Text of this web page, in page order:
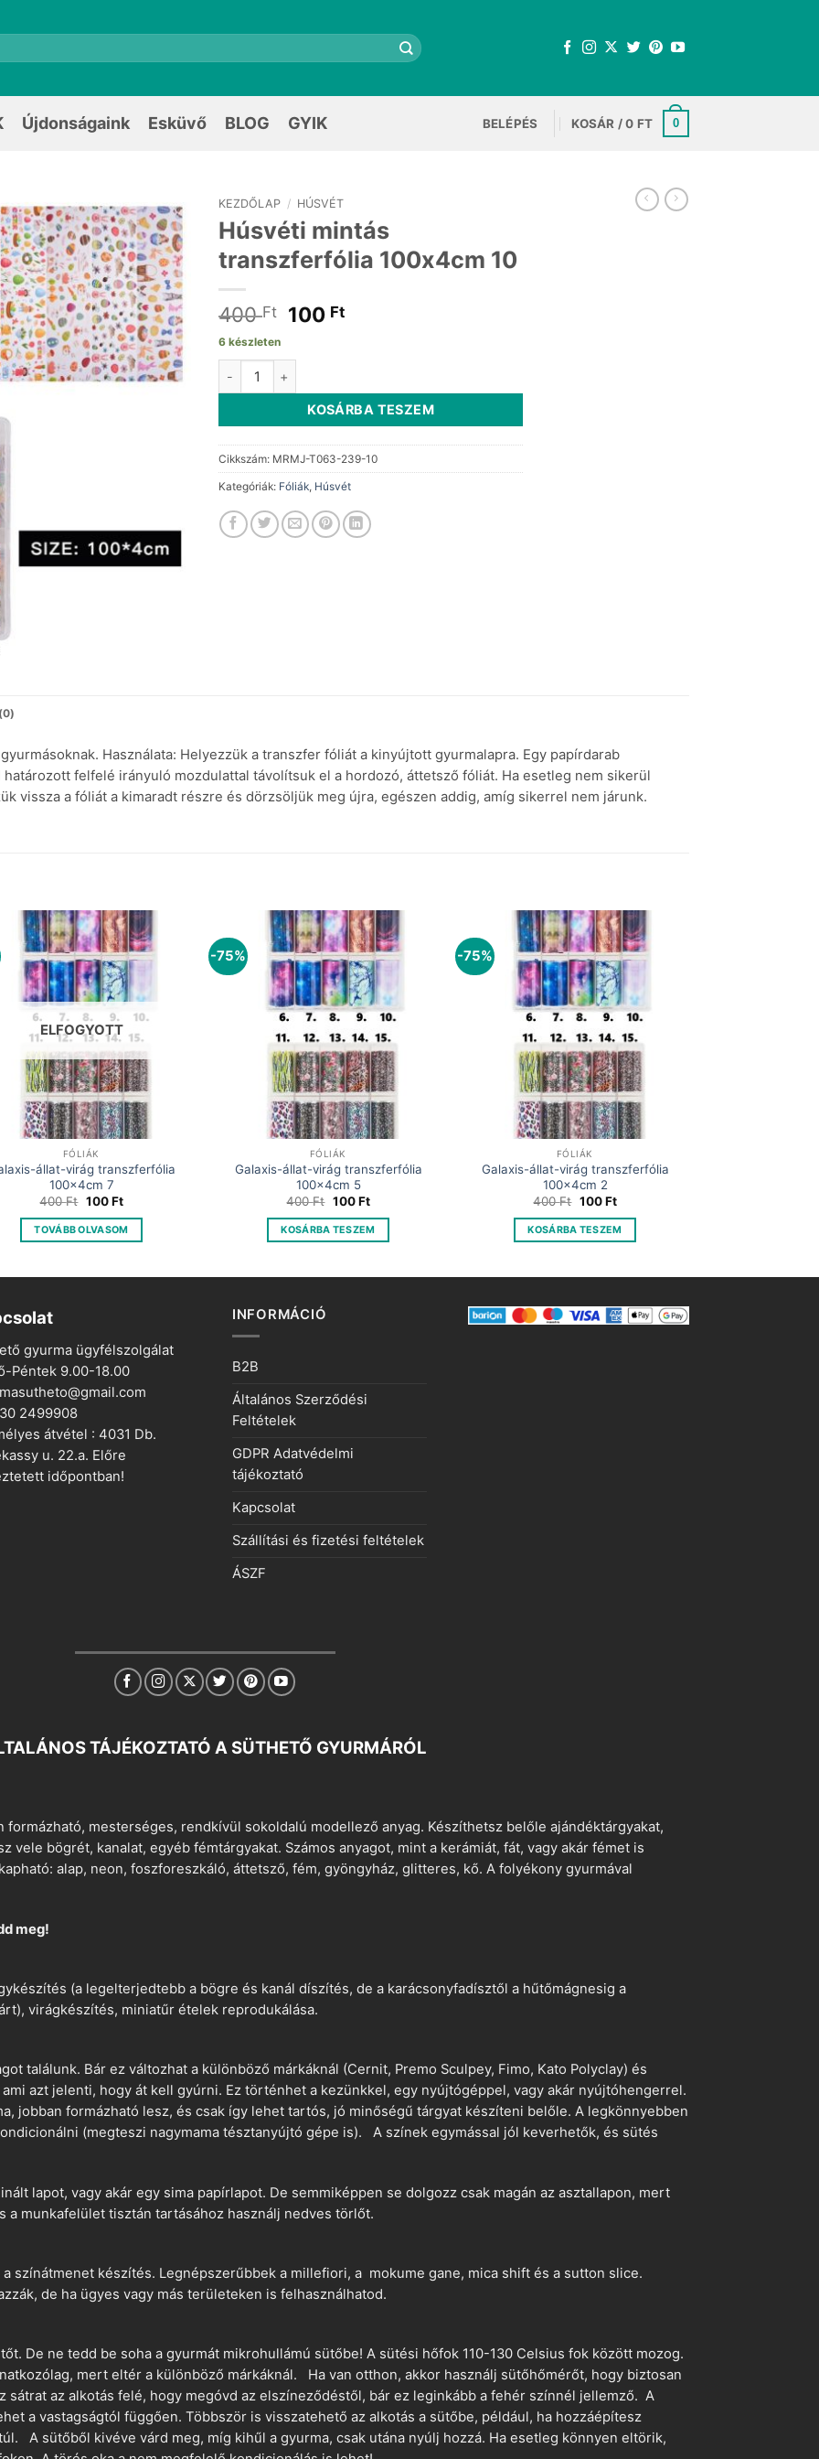
Újdonságaink Esküvő BLOG GYIK BELÉPÉS KOSÁR /0 FT 0
KEZDŐLAP / HÚSVÉT
Húsvéti mintás
transzferfólia 100x4cm 10
400Ft
Original
was:
400 Ft.
100 FtCurrent
6 készleten
KOSÁRBA TESZEM
Cikkszám: MRMJ-T063-239-10
Kategóriák: Fóliák Húsvét
Használata: Helyezzük a transzfer fóliát a kinyújtott gyurmalapra. Egy papírdarab
felfelé irányuló mozdulattal távolítsuk el a hordozó, áttetsző fóliát. Ha esetleg nem sikerül
vissza a fóliát a kimaradt részre és dörzsöljük meg újra, egészen addig, amíg sikerrel nem járunk.
ELFOGYOTT
FÓLIÁK
állat-virág transzferfólia
100x4cm 7
400Ft Original
was:
400 Ft.
100FtCurrent
is:
100 Ft.
TOVÁBB OLVASOM
-75%
FÓLIÁK
Galaxis-állat-virág transzferfólia
100x4cm 5
400Ft Original
was:
400 Ft.
100FtCurrent
is:
100 Ft.
KOSÁRBA TESZEM
-75%
FÓLIÁK
Galaxis-állat-virág transzferfólia
100x4cm 2
400Ft Original
was:
400 Ft.
100FtCurrent
is:
100 Ft.
KOSÁRBA TESZEM
gyurma ügyfélszolgálat
Péntek 9.00-18.00
2499908
átvétel : 4031 Db.
u. 22.a. Előre
időpontban!
INFORMÁCIÓ
B2B
Általános Szerződési
Feltételek
GDPR Adatvédelmi
tájékoztató
Kapcsolat
Szállítási és fizetési feltételek
ÁSZF
TÁJÉKOZTATÓ A SÜTHETŐ GYURMÁRÓL
mesterséges, rendkívül sokoldalú modellező anyag. Készíthetsz belőle ajándéktárgyakat,
vele bögrét, kanalat, egyéb fémtárgyakat. Számos anyagot, mint a kerámiát, fát, vagy akár fémet is
alap, neon, foszforeszkáló, áttetsző, fém, gyöngyház, glitteres, kő. A folyékony gyurmával
meg!
(a legelterjedtebb a bögre és kanál díszítés, de a karácsonyfadísztől a hűtőmágnesig a
virágkészítés, miniatűr ételek reprodukálása.
találunk. Bár ez változhat a különböző márkáknál (Cernit, Premo Sculpey, Fimo, Kato Polyclay) és
azt jelenti, hogy át kell gyúrni. Ez történhet a kezünkkel, egy nyújtógéppel, vagy akár nyújtóhengerrel.
jobban formázható lesz, és csak így lehet tartós, jó minőségű tárgyat készíteni belőle. A legkönnyebben
(megteszi nagymama tésztanyújtó gépe is). A színek egymással jól keverhetők, és sütés
lapot, vagy akár egy sima papírlapot. De semmiképpen se dolgozz csak magán az asztallapon, mert
a munkafelület tisztán tartásához használj nedves törlőt.
színátmenet készítés. Legnépszerűbbek a millefiori, a mokume gane, mica shift és a sutton slice.
de ha ügyes vagy más területeken is felhasználhatod.
De ne tedd be soha a gyurmát mikrohullámú sütőbe! A sütési hőfok 110-130 Celsius fok között mozog.
mert eltér a különböző márkáknál. Ha van otthon, akkor használj sütőhőmérőt, hogy biztosan
az alkotás felé, hogy megóvd az elszíneződéstől, bár ez leginkább a fehér színnél jellemző. A
a vastagságtól függően. Többször is visszatehető az alkotás a sütőbe, például, ha hozzáépítesz
A sütőből kivéve várd meg, míg kihűl a gyurma, csak utána nyúlj hozzá. Ha esetleg könnyen eltörik,